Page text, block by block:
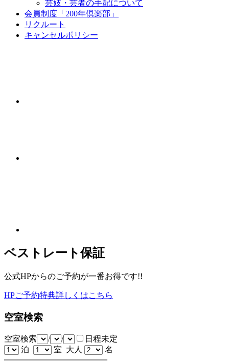
芸妓・芸者の手配について
会員制度「200年倶楽部」
リクルート
キャンセルポリシー
ベストレート保証
公式HPからのご予約が一番お得です!!
HPご予約特典詳しくはこちら
空室検索
空室検索 / /
日程未定
泊
室 大人 名